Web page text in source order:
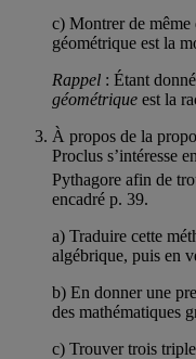
c) Montrer de même
géométrique est la
Rappel : Étant
géométrique est la
À propos de la
Proclus s’intéresse
Pythagore afin de
encadré p. 39.
a) Traduire cette
algébrique, puis en
b) En donner une
des mathématiques
c) Trouver trois